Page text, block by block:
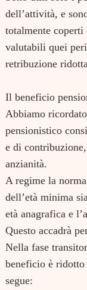
dell’attività, e
totalmente
valutabili quei
retribuzione
Il beneficio
Abbiamo
pensionistico
e di
anzianità.
A regime la
dell’età minima
età anagrafica e
Questo accadrà
Nella fase
beneficio è ridotto
segue: